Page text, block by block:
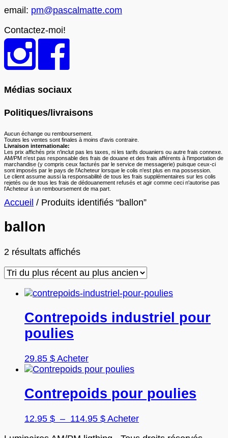
email: pm@pascalmatte.com
Contactez-moi!
Médias sociaux
Politiques/livraisons
Aucun échange ou remboursement.
Toutes les ventes sont finales à moins d'avis contraire.
Livraison internationale:
Les prix affichés prix n'inclut pas les taxes, ni les tarifs douaniers ou autre frais connexe.
AM/PM n'est pas responsable des frais de douane et des frais afférents à l'importation de
marchandise (y compris ceux facturés par le service de messagerie) puisque ceux-ci
sont imposés par le pays de l'Acheteur lorsque le colis n'est plus en ma possession.
Le client assume aussi la responsabilité de tous les frais supplémentaires sur les colis
rejetés ou de tous les frais de dédouanement refusés et agir comme ceci n'autorise pas
l'Acheteur à un remboursement de ma part.
Accueil / Produits identifiés “ballon”
ballon
2 résultats affichésTrié
plus
au
ancien
Contrepoids industriel pour
poulies
29.85 $ AcheterCe
produit
plusieurs
variations.
options
peuvent
Contrepoids pour poulies
12.95 $ – 114.95 $Plage
AcheterCe